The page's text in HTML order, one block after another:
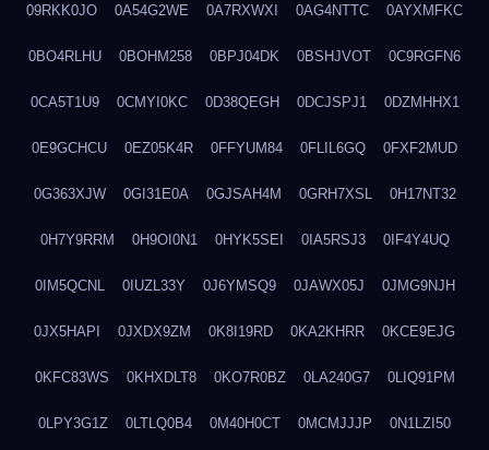
09RKK0JO 0A54G2WE 0A7RXWXI 0AG4NTTC 0AYXMFKC
0BO4RLHU 0BOHM258 0BPJ04DK 0BSHJVOT 0C9RGFN6
0CA5T1U9 0CMYI0KC 0D38QEGH 0DCJSPJ1 0DZMHHX1
0E9GCHCU 0EZ05K4R 0FFYUM84 0FLIL6GQ 0FXF2MUD
0G363XJW 0GI31E0A 0GJSAH4M 0GRH7XSL 0H17NT32
0H7Y9RRM 0H9OI0N1 0HYK5SEI 0IA5RSJ3 0IF4Y4UQ
0IM5QCNL 0IUZL33Y 0J6YMSQ9 0JAWX05J 0JMG9NJH
0JX5HAPI 0JXDX9ZM 0K8I19RD 0KA2KHRR 0KCE9EJG
0KFC83WS 0KHXDLT8 0KO7R0BZ 0LA240G7 0LIQ91PM
0LPY3G1Z 0LTLQ0B4 0M40H0CT 0MCMJJJP 0N1LZI50